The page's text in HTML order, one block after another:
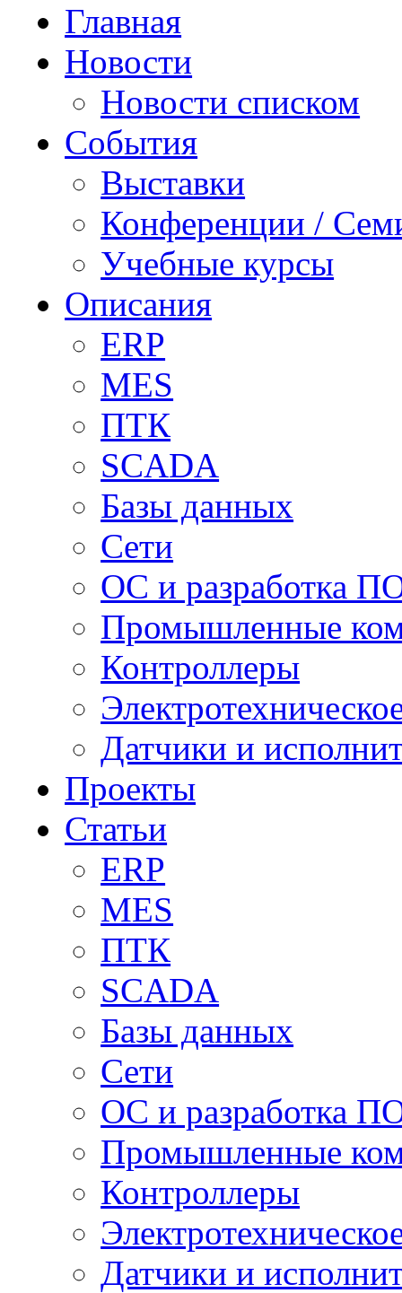
Главная
Новости
Новости списком
События
Выставки
Конференции /
Учебные курсы
Описания
ERP
MES
ПТК
SCADA
Базы данных
Сети
ОС и разработка
Промышленные
Контроллеры
Датчики и
Проекты
Статьи
ERP
MES
ПТК
SCADA
Базы данных
Сети
ОС и разработка
Промышленные
Контроллеры
Датчики и